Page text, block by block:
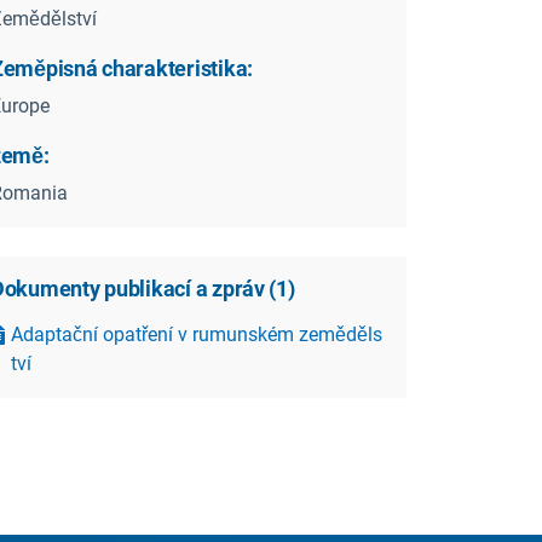
charakteristika:
publikací a zpráv (1)
Adaptační opatření v rumunském zeměděls
tví